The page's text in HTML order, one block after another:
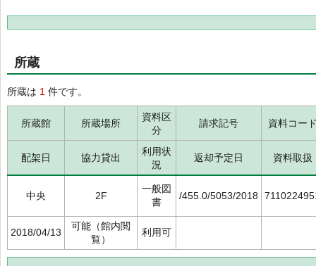
所蔵
所蔵は 1 件です。
所蔵館 所蔵場所
資料区
分
請求記号 資料コー
配架日 協力貸出
利用状
況
返却予定日 資料取扱
中央 2F
一般図
書
/455.0/5053/2018
2018/04/13
可能（館内閲
覧）
利用可